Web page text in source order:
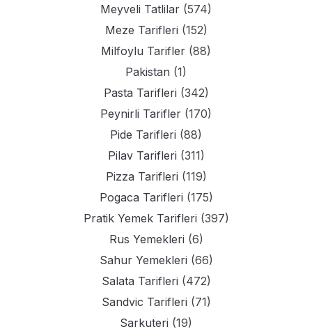
Meyveli Tatlilar (574)
Meze Tarifleri (152)
Milfoylu Tarifler (88)
Pakistan (1)
Pasta Tarifleri (342)
Peynirli Tarifler (170)
Pide Tarifleri (88)
Pilav Tarifleri (311)
Pizza Tarifleri (119)
Pogaca Tarifleri (175)
Pratik Yemek Tarifleri (397)
Rus Yemekleri (6)
Sahur Yemekleri (66)
Salata Tarifleri (472)
Sandvic Tarifleri (71)
Sarkuteri (19)